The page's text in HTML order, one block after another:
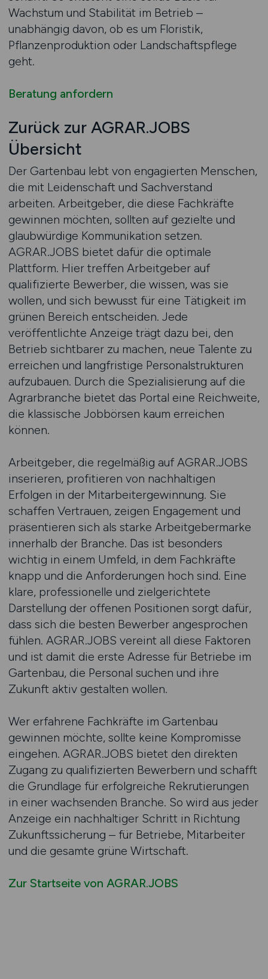
Wachstum und Stabilität im Betrieb –
unabhängig davon, ob es um Floristik,
Pflanzenproduktion oder Landschaftspflege
geht.
Beratung anfordern
Zurück zur AGRAR.JOBS
Übersicht
Der Gartenbau lebt von engagierten Menschen,
die mit Leidenschaft und Sachverstand
arbeiten. Arbeitgeber, die diese Fachkräfte
gewinnen möchten, sollten auf gezielte und
glaubwürdige Kommunikation setzen.
AGRAR.JOBS bietet dafür die optimale
Plattform. Hier treffen Arbeitgeber auf
qualifizierte Bewerber, die wissen, was sie
wollen, und sich bewusst für eine Tätigkeit im
grünen Bereich entscheiden. Jede
veröffentlichte Anzeige trägt dazu bei, den
Betrieb sichtbarer zu machen, neue Talente zu
erreichen und langfristige Personalstrukturen
aufzubauen. Durch die Spezialisierung auf die
Agrarbranche bietet das Portal eine Reichweite,
die klassische Jobbörsen kaum erreichen
können.
Arbeitgeber, die regelmäßig auf AGRAR.JOBS
inserieren, profitieren von nachhaltigen
Erfolgen in der Mitarbeitergewinnung. Sie
schaffen Vertrauen, zeigen Engagement und
präsentieren sich als starke Arbeitgebermarke
innerhalb der Branche. Das ist besonders
wichtig in einem Umfeld, in dem Fachkräfte
knapp und die Anforderungen hoch sind. Eine
klare, professionelle und zielgerichtete
Darstellung der offenen Positionen sorgt dafür,
dass sich die besten Bewerber angesprochen
fühlen. AGRAR.JOBS vereint all diese Faktoren
und ist damit die erste Adresse für Betriebe im
Gartenbau, die Personal suchen und ihre
Zukunft aktiv gestalten wollen.
Wer erfahrene Fachkräfte im Gartenbau
gewinnen möchte, sollte keine Kompromisse
eingehen. AGRAR.JOBS bietet den direkten
Zugang zu qualifizierten Bewerbern und schafft
die Grundlage für erfolgreiche Rekrutierungen
in einer wachsenden Branche. So wird aus jeder
Anzeige ein nachhaltiger Schritt in Richtung
Zukunftssicherung – für Betriebe, Mitarbeiter
und die gesamte grüne Wirtschaft.
Zur Startseite von AGRAR.JOBS